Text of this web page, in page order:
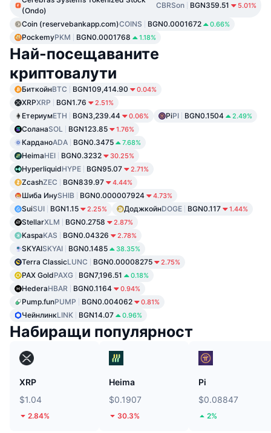
(Ondo)
CBRSon BGN359.51 5.01%
Coin (reservebankapp.com)COINS BGN0.0001672 0.66%
PockemyPKM BGN0.0001768 1.18%
Най-посещаваните
криптовалути
БиткойнBTC BGN109,414.90 0.04%
XRPXRP BGN1.76 2.51%
ЕтериумETH BGN3,239.44 0.06% PiPI BGN0.1504 2.49%
СоланаSOL BGN123.85 1.76%
КарданоADA BGN0.3475 7.68%
HeimaHEI BGN0.3232 30.25%
HyperliquidHYPE BGN95.07 2.71%
ZcashZEC BGN839.97 4.44%
Шиба ИнуSHIB BGN0.000007924 4.73%
SuiSUI BGN1.15 2.25% ДоджкойнDOGE BGN0.117 1.44%
StellarXLM BGN0.2758 2.87%
KaspaKAS BGN0.04326 2.78%
SKYAISKYAI BGN0.1485 38.35%
Terra ClassicLUNC BGN0.00008275 2.75%
PAX GoldPAXG BGN7,196.51 0.18%
HederaHBAR BGN0.1164 0.94%
Pump.funPUMP BGN0.004062 0.81%
ЧейнлинкLINK BGN14.07 0.96%
Набиращи популярност
XRP
$1.04
2.84%
Heima
$0.1907
30.3%
Pi
$0.08847
2%